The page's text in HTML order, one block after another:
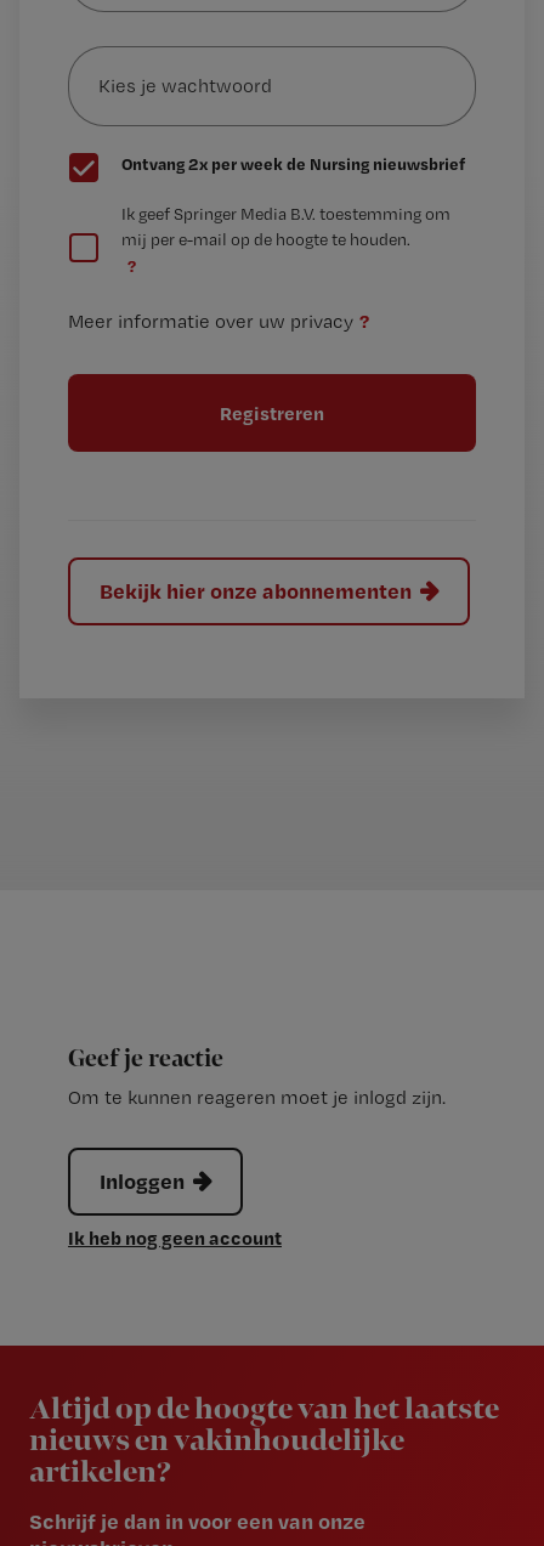
mailadres?
Kies
je
wachtwoord
G
e
t
Ontvang 2x per week de Nursing nieuwsbrief
e
t
t
l
Ik geef Springer Media B.V. toestemming om
mij per e-mail op de hoogte te houden.
?
Meer informatie over uw privacy ?
Bekijk hier onze abonnementen
Geef je reactie
Om te kunnen reageren moet je inlogd zijn.
Inloggen
Ik heb nog geen account
Altijd op de hoogte van het laatste
nieuws en vakinhoudelijke
artikelen?
Schrijf je dan in voor een van onze